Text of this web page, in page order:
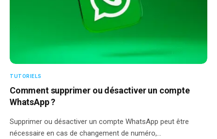
TUTORIELS
Comment supprimer ou désactiver un compte
WhatsApp ?
Supprimer ou désactiver un compte WhatsApp peut être
nécessaire en cas de changement de numéro,…